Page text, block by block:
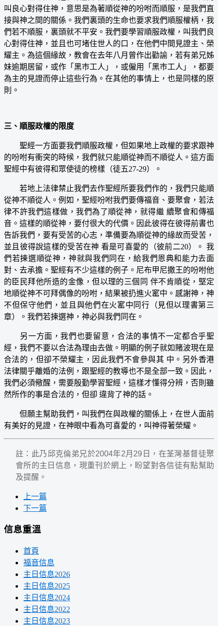
叫良心對得住神，意思是為著順從神的吩咐而順服，是我們直
接與神之間的關係。我們裏頭的生命也要求我們順服權柄，我
們若不順服，裏頭就不平安。我們要學習順服政權，叫我們良
心對得住神，並且也可堵住世人的口，在他們中間見證主、榮
耀主。為這個緣故，教會在去年八月曾作出勸諭，若有弟兄姊
妹逾期居留，或作「黑巿工人」，或僱用「黑巿工人」，都要
為主的見證而停止這些行為。在其他的事情上，也是同樣的原
則。
三、順服政權的限度
聖經一方面要我們順服政權，但如果地上政權的要求跟神
的吩咐有衝突的時候，我們就只能順從神而不順從人。這方面
聖經中有彼得和眾使徒的榜樣（徒五27-29）。
若地上法律禁止我們去作聖經所要我們作的，我們只能順
從神不順從人。例如，聖經吩咐我們要傳福音、要聚會，若法
律不許我們這樣做，我們為了順從神，就得繼 續聚會和傳福
音。這樣的順從神，要付很大的代價。因此彼得在彼得前書也
告訴我們，要有受苦的心志，準備要為順從神的緣故而受苦，
並且彼得說這樣的受苦在神 看是可喜愛的（彼前二20）。 我
們若揀選順從神，神就與我們同在，給我們恩典和能力去面
對、去承擔。聖經有不少這樣的例子。尼布甲尼撒王的吩咐他
的臣民拜他所造的金像，但以理的三個同 伴不肯順從，堅定
地順從神不可拜偶像的吩咐，結果被扔進火窰中。感謝神，神
不但保守他們，並且與他們在火窰中同行（見但以理書第三
章）。我們若揀選神，神必與我們同在。
另一方面，我們也要留意，合法的事情不一定都合乎聖
經，我們不要以合法為理由去做。明顯的例子就如賭波現在是
合法的，但卻不榮耀主，因此我們不會參與其 中。另外香港
法律關乎離婚的法例，跟聖經的教導也不是全部一致。因此，
我們必須儆醒，需要殷勤學習聖經，這樣才懂得分辨，否則雖
然所作的事是合法的，但卻 違背了神的話。
但願主幫助我們，叫我們在與政權的關係上，在世人面前
有美好的見證，在神眼中看為可喜愛的，叫神得著榮耀。
註：此乃邱克倫弟兄於2004年2月29日，在荃灣基督徒聚
會所的主日信息，現重刊於網上，盼望對各信徒有點幫助
及提醒。
上一篇
下一篇
信息重溫
首頁
福音信息
主日信息2026
主日信息2025
主日信息2024
主日信息2022
主日信息2023